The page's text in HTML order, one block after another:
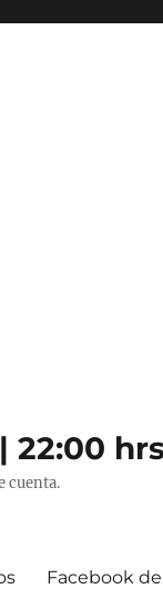
22:00
cuenta.
Facebook